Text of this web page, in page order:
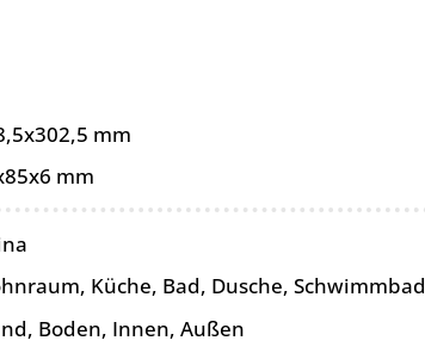
mm
mm
Küche, Bad, Dusche, Schwimmbad
Boden, Innen, Außen